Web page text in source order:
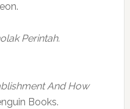
Perintah.
And How
Books.